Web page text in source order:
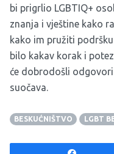
bi prigrlio LGBTIQ+
znanja i vještine kako
kako im pružiti
bilo kakav korak i
će dobrodošli
suočava.
BESKUĆNIŠTVO LGBT